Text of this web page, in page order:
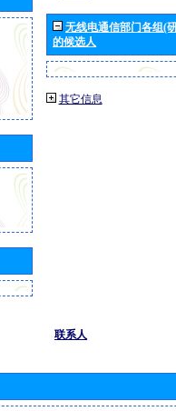
无线电通信部门各组(
的候选人
其它信息
联系人